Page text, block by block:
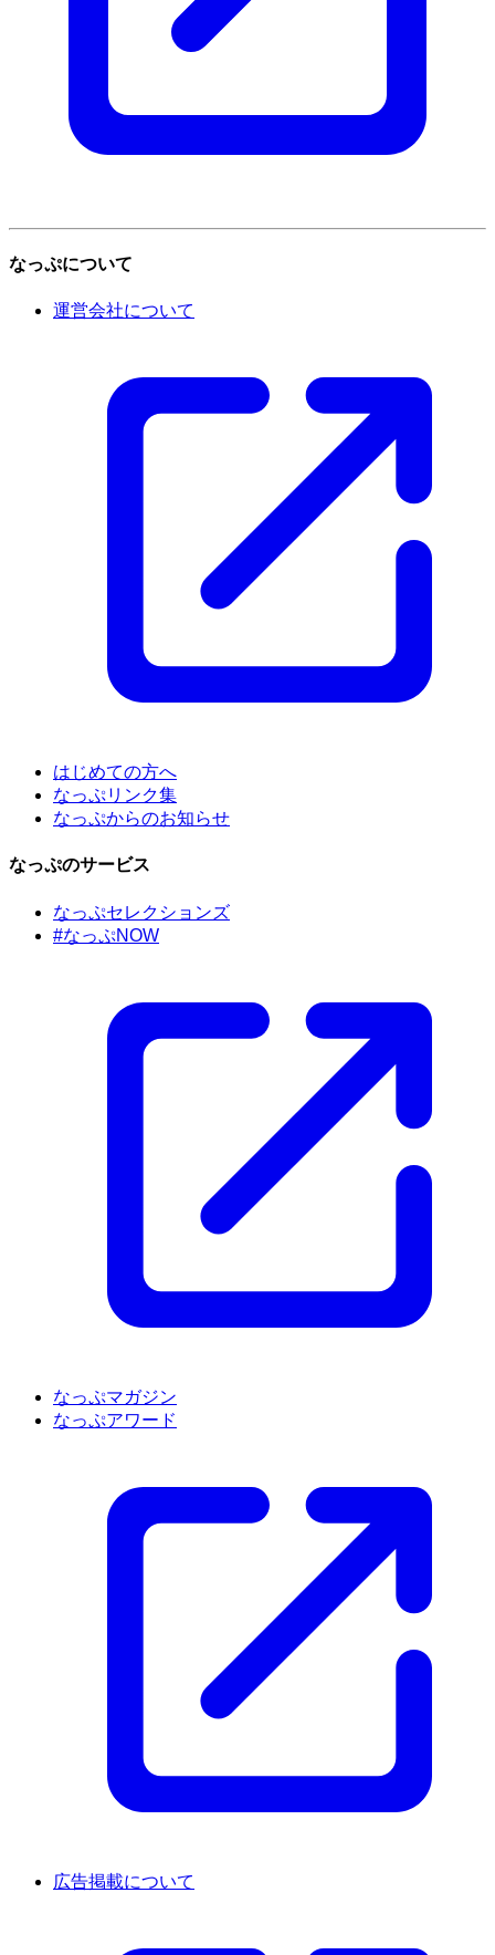
なっぷについて
運営会社について
はじめての方へ
なっぷリンク集
なっぷからのお知らせ
なっぷのサービス
なっぷセレクションズ
#なっぷNOW
なっぷマガジン
なっぷアワード
広告掲載について